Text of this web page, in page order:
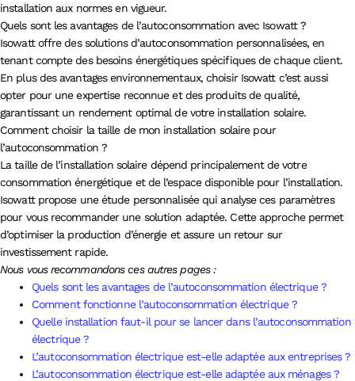
installation aux normes en vigueur.
Quels sont les avantages de l’autoconsommation avec Isowatt ?
Isowatt offre des solutions d’autoconsommation personnalisées, en
tenant compte des besoins énergétiques spécifiques de chaque client.
En plus des avantages environnementaux, choisir Isowatt c’est aussi
opter pour une expertise reconnue et des produits de qualité,
garantissant un rendement optimal de votre installation solaire.
Comment choisir la taille de mon installation solaire pour
l’autoconsommation ?
La taille de l’installation solaire dépend principalement de votre
consommation énergétique et de l’espace disponible pour l’installation.
Isowatt propose une étude personnalisée qui analyse ces paramètres
pour vous recommander une solution adaptée. Cette approche permet
d’optimiser la production d’énergie et assure un retour sur
investissement rapide.
Nous vous recommandons ces autres pages :
Quels sont les avantages de l’autoconsommation électrique ?
Comment fonctionne l’autoconsommation électrique ?
Quelle installation faut-il pour se lancer dans l’autoconsommation
électrique ?
L’autoconsommation électrique est-elle adaptée aux entreprises ?
L’autoconsommation électrique est-elle adaptée aux ménages ?